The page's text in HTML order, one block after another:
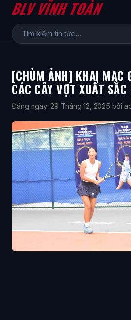
BLV VĨNH TOÀN
[CHÙM ẢNH] KHAI MẠC
CÁC CÂY VỢT XUẤT
Đăng ngày: 29 Tháng 12, 2025 bởi